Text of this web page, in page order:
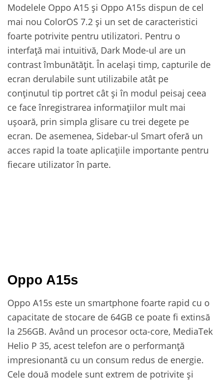
Modelele Oppo A15 și Oppo A15s dispun de cel
mai nou ColorOS 7.2 și un set de caracteristici
foarte potrivite pentru utilizatori. Pentru o
interfață mai intuitivă, Dark Mode-ul are un
contrast îmbunătățit. În același timp, capturile de
ecran derulabile sunt utilizabile atât pe
conținutul tip portret cât și în modul peisaj ceea
ce face înregistrarea informațiilor mult mai
ușoară, prin simpla glisare cu trei degete pe
ecran. De asemenea, Sidebar-ul Smart oferă un
acces rapid la toate aplicațiile importante pentru
fiecare utilizator în parte.
Oppo A15s
Oppo A15s este un smartphone foarte rapid cu o
capacitate de stocare de 64GB ce poate fi extinsă
la 256GB. Având un procesor octa-core, MediaTek
Helio P 35, acest telefon are o performanță
impresionantă cu un consum redus de energie.
Cele două modele sunt extrem de potrivite și